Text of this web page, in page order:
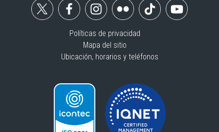
Políticas de privacidad
Mapa del sitio
Ubicación, horarios y teléfonos